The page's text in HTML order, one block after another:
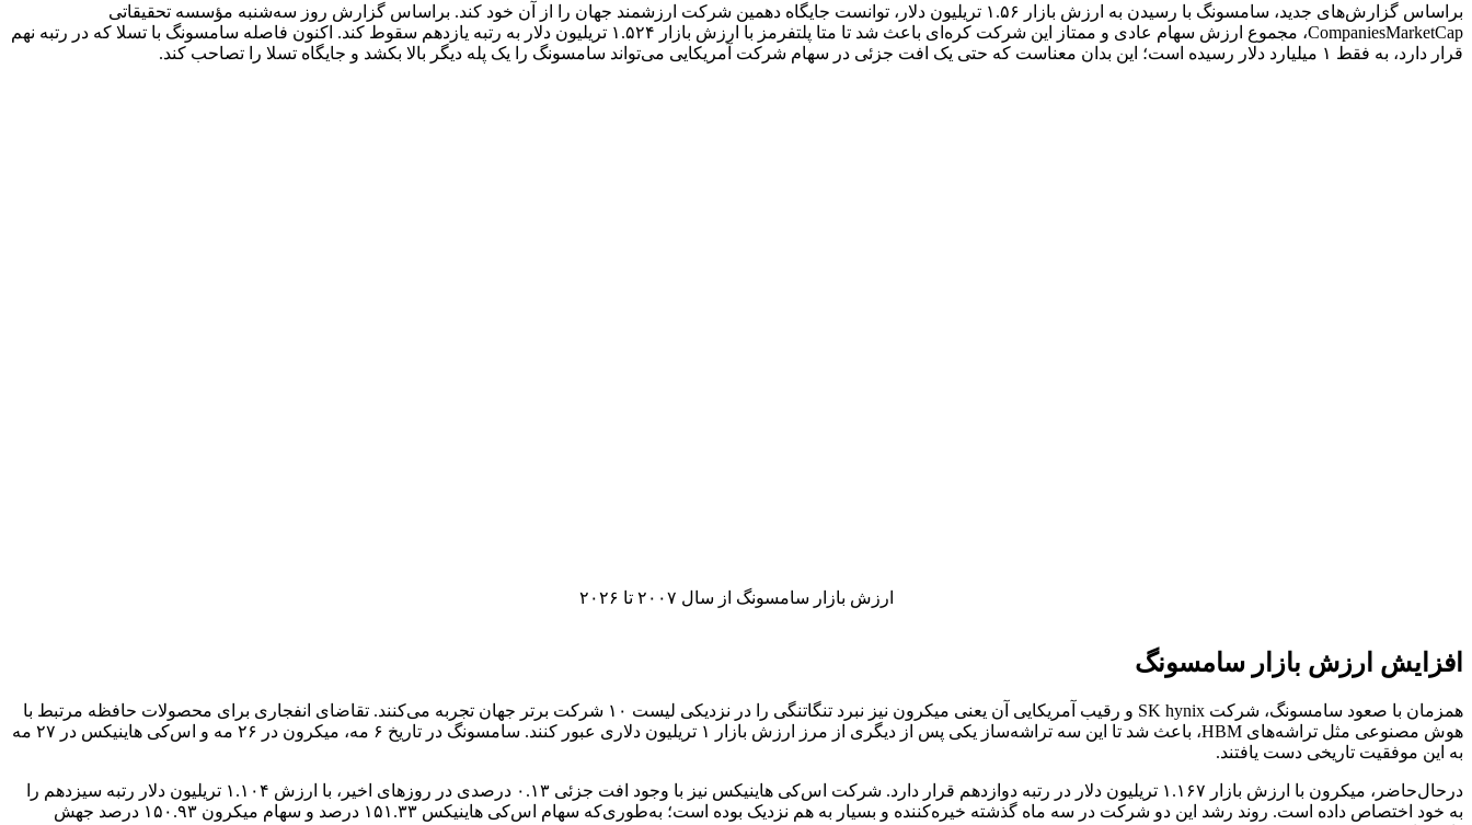
براساس گزارش‌های جدید، سامسونگ با رسیدن به ارزش بازار ۱.۵۶ تریلیون دلار، توانست جایگاه دهمین شرکت ارزشمند جهان را از آن خود کند. براساس گزارش روز سه‌شنبه مؤسسه تحقیقاتی
CompaniesMarketCap، مجموع ارزش سهام عادی و ممتاز این شرکت کره‌ای باعث شد تا متا پلتفرمز با ارزش بازار ۱.۵۲۴ تریلیون دلار به رتبه یازدهم سقوط کند. اکنون فاصله سامسونگ با تسلا که در رتبه نهم
قرار دارد، به فقط ۱ میلیارد دلار رسیده است؛ این بدان معناست که حتی یک افت جزئی در سهام شرکت آمریکایی می‌تواند سامسونگ را یک پله دیگر بالا بکشد و جایگاه تسلا را تصاحب کند.
ارزش بازار سامسونگ از سال ۲۰۰۷ تا ۲۰۲۶
افزایش ارزش بازار سامسونگ
همزمان با صعود سامسونگ، شرکت SK hynix و رقیب آمریکایی آن یعنی میکرون نیز نبرد تنگاتنگی را در نزدیکی لیست ۱۰ شرکت برتر جهان تجربه می‌کنند. تقاضای انفجاری برای محصولات حافظه مرتبط با
هوش مصنوعی مثل تراشه‌های HBM، باعث شد تا این سه تراشه‌ساز یکی پس از دیگری از مرز ارزش بازار ۱ تریلیون دلاری عبور کنند. سامسونگ در تاریخ ۶ مه، میکرون در ۲۶ مه و اس‌کی هاینیکس در ۲۷ مه
به این موفقیت تاریخی دست یافتند.
درحال‌حاضر، میکرون با ارزش بازار ۱.۱۶۷ تریلیون دلار در رتبه دوازدهم قرار دارد. شرکت اس‌کی هاینیکس نیز با وجود افت جزئی ۰.۱۳ درصدی در روزهای اخیر، با ارزش ۱.۱۰۴ تریلیون دلار رتبه سیزدهم را
به خود اختصاص داده است. روند رشد این دو شرکت در سه ماه گذشته خیره‌کننده و بسیار به هم نزدیک بوده است؛ به‌طوری‌که سهام اس‌کی هاینیکس ۱۵۱.۳۳ درصد و سهام میکرون ۱۵۰.۹۳ درصد جهش